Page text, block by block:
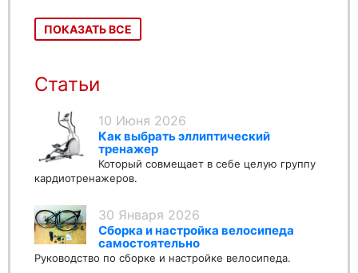
ПОКАЗАТЬ ВСЕ
Статьи
10 Июня 2026
Как выбрать эллиптический
тренажер
Который совмещает в себе целую группу
кардиотренажеров.
30 Января 2026
Сборка и настройка велосипеда
самостоятельно
Руководство по сборке и настройке велосипеда.